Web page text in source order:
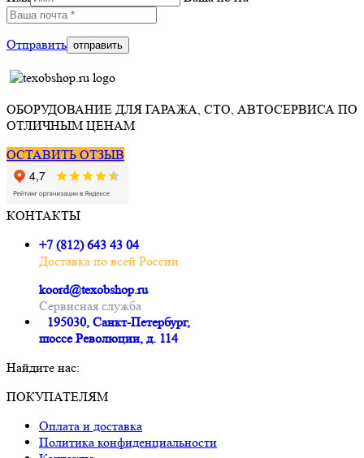
Отправить
ОБОРУДОВАНИЕ ДЛЯ ГАРАЖА, СТО, АВТОСЕРВИСА ПО
ОТЛИЧНЫМ ЦЕНАМ
ОСТАВИТЬ ОТЗЫВ
КОНТАКТЫ
+7 (812) 643 43 04
Доставка по всей России
koord@texobshop.ru
Сервисная служба
195030, Санкт-Петербург,
шоссе Революции, д. 114
Найдите нас:
Почта
opens
Вконтакте
opens
Whatsapp
opens
Telegram
opens
ПОКУПАТЕЛЯМ
Оплата и доставка
Политика конфиденциальности